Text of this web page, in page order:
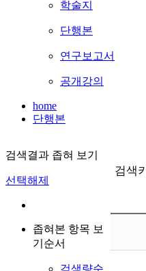
학술지
단행본
연구보고서
공개강의
home
단행본
검색결과 좁혀 보기
선택해제
좁혀본 항목 보
기순서
검색